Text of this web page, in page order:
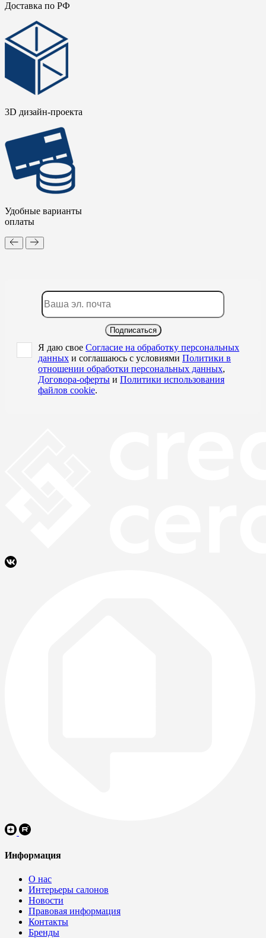
Доставка по РФ
3D дизайн-проекта
Удобные варианты
оплаты
Подписаться
Я даю свое Согласие на обработку персональных
данных и соглашаюсь с условиями Политики в
отношении обработки персональных данных,
Договора-оферты и Политики использования
файлов cookie.
Информация
О нас
Интерьеры салонов
Новости
Правовая информация
Контакты
Бренды